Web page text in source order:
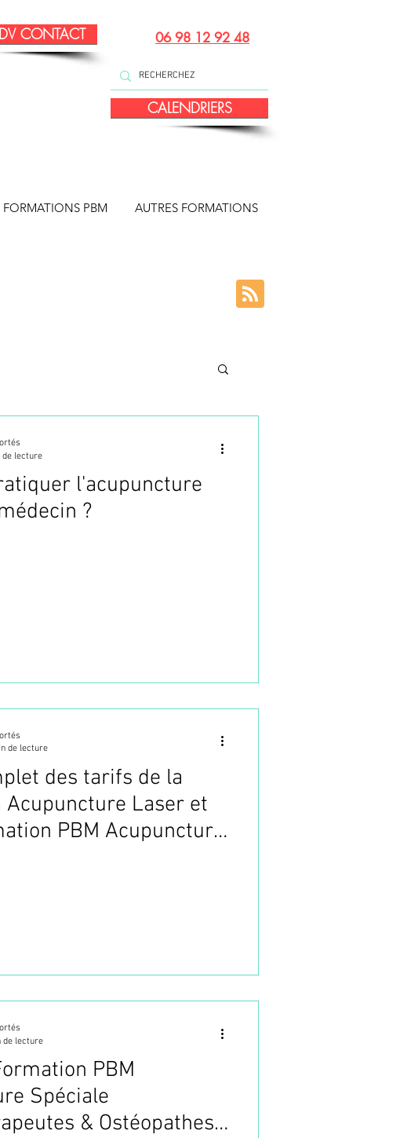
CONTACT 06 98 12 92 48
CALENDRIERS
FORMATIONS PBM AUTRES FORMATIONS
ESTHETIQUE
- OKYU
sa Formation Acupuncture
l'acupuncture
?
de lecture
des tarifs de la
Acupuncture Laser et
PBM Acupuncture
de lecture
PBM
Spéciale
& Ostéopathes
de lecture